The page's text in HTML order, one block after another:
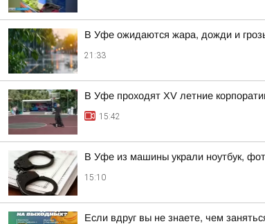
В Уфе ожидаются жара, дожди и
21:33
В Уфе проходят XV летние
15:42
В Уфе из машины украли ноутбук,
15:10
Если вдруг вы не знаете, чем